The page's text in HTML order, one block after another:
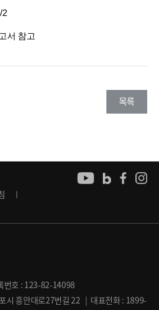
2
서 참고
목록
번호 : 123-82-14098
시 흥안대로27번길 22 | 대표전화 : 1899-